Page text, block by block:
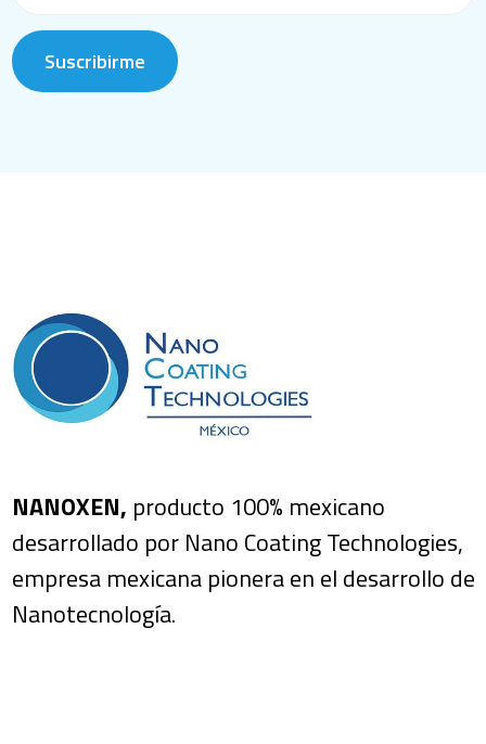
Suscribirme
NANOXEN, producto 100% mexicano
desarrollado por Nano Coating Technologies,
empresa mexicana pionera en el desarrollo de
Nanotecnología.